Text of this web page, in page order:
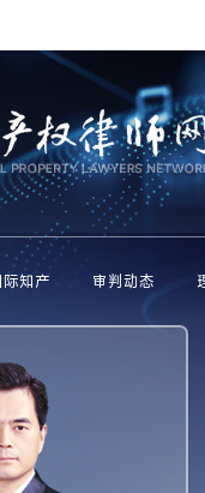
际知产 审判动态